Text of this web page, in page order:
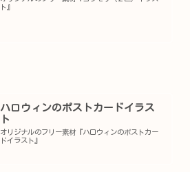
ト』
ハロウィンのポストカードイラス
ト
オリジナルのフリー素材『ハロウィンのポストカー
ドイラスト』